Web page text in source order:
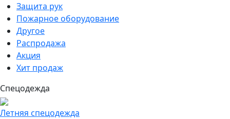
Защита рук
Пожарное оборудование
Другое
Распродажа
Акция
Хит продаж
Спецодежда
Летняя спецодежда